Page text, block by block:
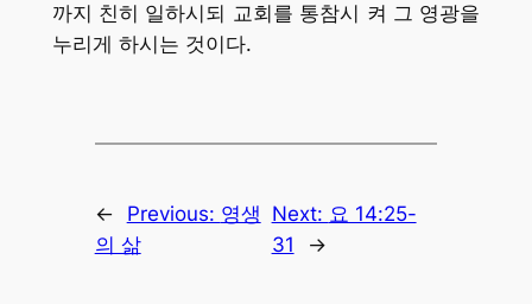
까지 친히 일하시되 교회를 통참시 켜 그 영광을
누리게 하시는 것이다.
← Previous: 영생
의 삶
Next: 요 14:25-
31
→